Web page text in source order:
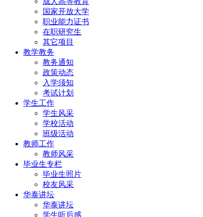
国家开放大学
职业能力证书
在职研究生
其它项目
教学教务
教务通知
政策动态
入学须知
考试计划
学生工作
学生风采
学校活动
班级活动
教师工作
教师风采
毕业生专栏
毕业生照片
校友风采
华泰讲坛
华泰讲坛
学生听后感